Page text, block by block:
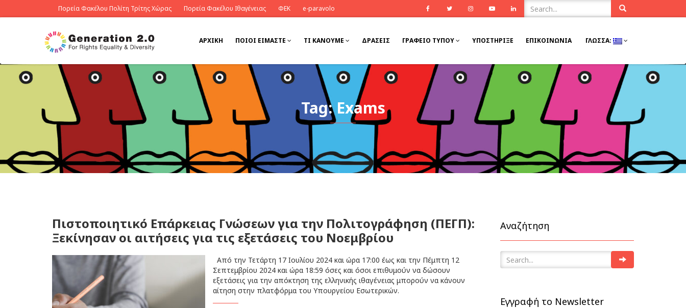
Πορεία Φακέλου Πολίτη Τρίτης Χώρας Πορεία Φακέλου Ιθαγένειας ΦΕΚ e-paravolo FacebookTwitter InstagramYoutube Linkedin
ΑΡΧΙΚΉ ΠΟΙΟΊ ΕΊΜΑΣΤΕ ΤΙ ΚΆΝΟΥΜΕ ΔΡΆΣΕΙΣ ΓΡΑΦΕΙΟ ΤΥΠΟΥ ΥΠΟΣΤΉΡΙΞΕ ΕΠΙΚΟΙΝΩΝΊΑ ΓΛΏΣΣΑ:
Tag: Exams
Πιστοποιητικό Επάρκειας Γνώσεων για την Πολιτογράφηση (ΠΕΓΠ):
Ξεκίνησαν οι αιτήσεις για τις εξετάσεις του Νοεμβρίου
Από την Τετάρτη 17 Ιουλίου 2024 και ώρα 17:00 έως και την Πέμπτη 12
Σεπτεμβρίου 2024 και ώρα 18:59 όσες και όσοι επιθυμούν να δώσουν
εξετάσεις για την απόκτηση της ελληνικής ιθαγένειας μπορούν να κάνουν
αίτηση στην πλατφόρμα του Υπουργείου Εσωτερικών.
Αναζήτηση
Εγγραφή το Newsletter